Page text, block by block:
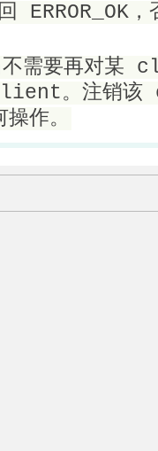
ERROR_OK
需要再对某
。注销
作。